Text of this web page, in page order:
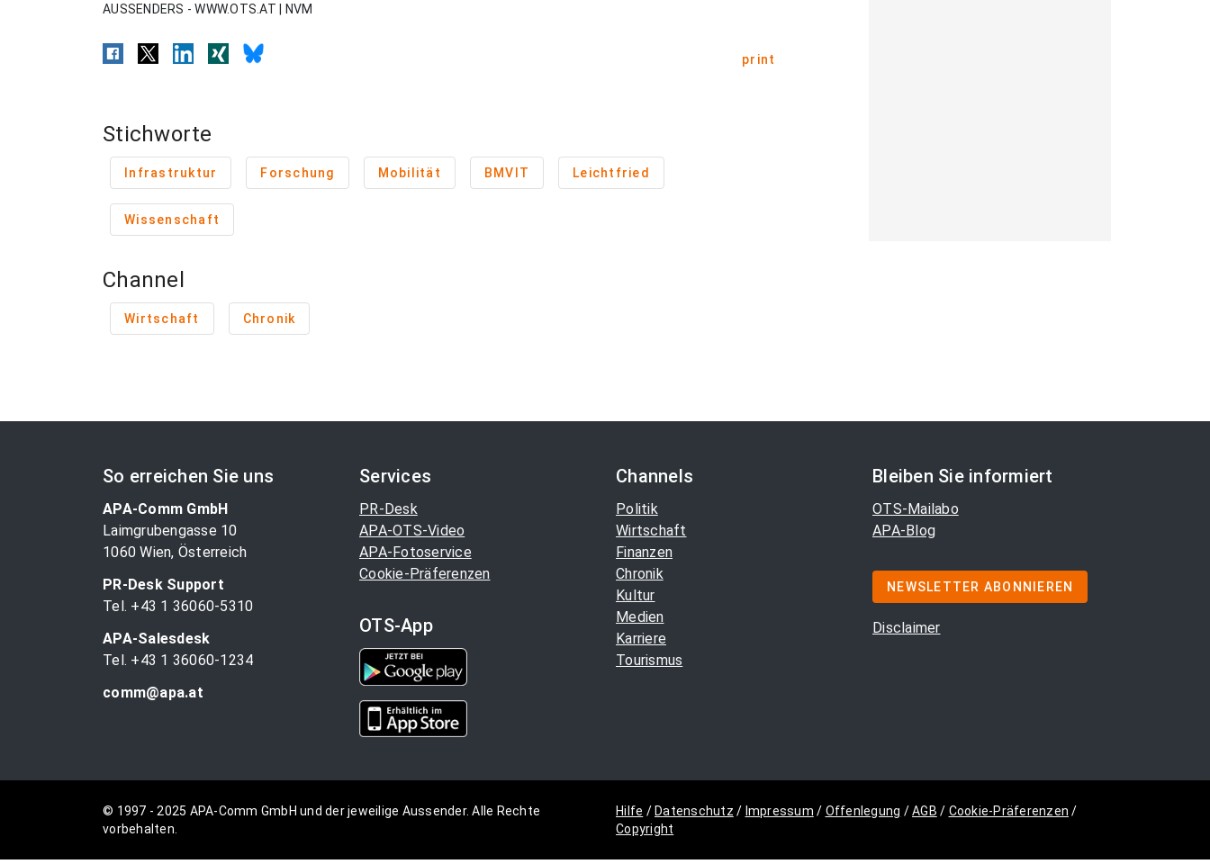
AUSSENDERS - WWW.OTS.AT | NVM
print
Stichworte
Infrastruktur Forschung Mobilität BMVIT Leichtfried
Wissenschaft
Channel
Wirtschaft Chronik
So erreichen Sie uns
APA-Comm GmbH
Laimgrubengasse 10
1060 Wien, Österreich
PR-Desk Support
Tel. +43 1 36060-5310
APA-Salesdesk
Tel. +43 1 36060-1234
comm@apa.at
Services
PR-Desk
APA-OTS-Video
APA-Fotoservice
Cookie-Präferenzen
OTS-App
Channels
Politik
Wirtschaft
Finanzen
Chronik
Kultur
Medien
Karriere
Tourismus
Bleiben Sie informiert
OTS-Mailabo
APA-Blog
NEWSLETTER ABONNIEREN
Disclaimer
© 1997 - 2025 APA-Comm GmbH und der jeweilige Aussender. Alle Rechte
vorbehalten.
Hilfe / Datenschutz / Impressum / Offenlegung /AGB / Cookie-Präferenzen /
Copyright